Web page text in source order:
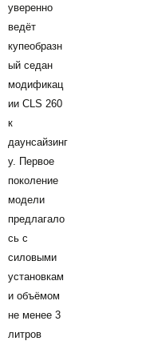
уверенно
ведёт
купеобразн
ый седан
модификац
ии CLS 260
к
даунсайзинг
у. Первое
поколение
модели
предлагало
сь с
силовыми
установкам
и объёмом
не менее 3
литров